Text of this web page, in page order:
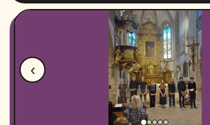
‹